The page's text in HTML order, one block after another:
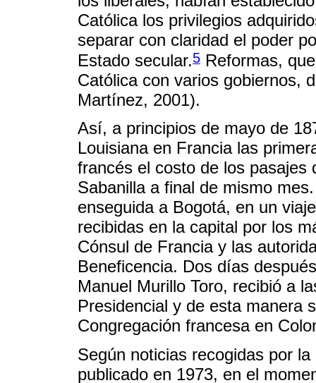
Católica los privilegios
separar con claridad el poder
Estado secular.5 Reformas,
Católica con varios gobiernos,
Martínez, 2001).
Así, a principios de mayo de
Louisiana en Francia las
francés el costo de los pasajes
Sabanilla a final de mismo
enseguida a Bogotá, en un
recibidas en la capital por los
Cónsul de Francia y las
Beneficencia. Dos días
Manuel Murillo Toro, recibió a
Presidencial y de esta manera
Congregación francesa en
Según noticias recogidas por
publicado en 1973, en el